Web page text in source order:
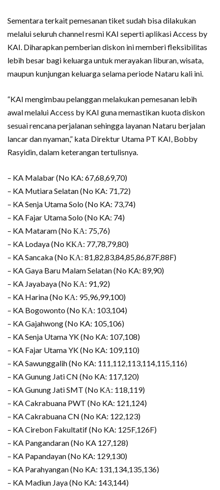
Sementara terkait pemesanan tiket sudah bisa dilakukan
melalui seluruh channel resmi KAI seperti aplikasi Access by
KAI. Diharapkan pemberian diskon ini memberi fleksibilitas
lebih besar bagi keluarga untuk merayakan liburan, wisata,
maupun kunjungan keluarga selama periode Nataru kali ini.
“KAI mengimbau pelanggan melakukan pemesanan lebih
awal melalui Access by KAI guna memastikan kuota diskon
sesuai rencana perjalanan sehingga layanan Nataru berjalan
lancar dan nyaman,” kata Direktur Utama PT KAI, Bobby
Rasyidin, dalam keterangan tertulisnya.
– KA Malabar (No KA: 67,68,69,70)
– KA Mutiara Selatan (No KA: 71,72)
– KA Senja Utama Solo (No KA: 73,74)
– KA Fajar Utama Solo (No KA: 74)
– KA Mataram (No ΚΑ: 75,76)
– KA Lodaya (No KΚΑ: 77,78,79,80)
– KA Sancaka (No ΚΑ: 81,82,83,84,85,86,87F,88F)
– KA Gaya Baru Malam Selatan (No KA: 89,90)
– KA Jayabaya (No ΚΑ: 91,92)
– KA Harina (No KΑ: 95,96,99,100)
– KA Bogowonto (No ΚΑ: 103,104)
– KA Gajahwong (No KA: 105,106)
– KA Senja Utama YK (No KA: 107,108)
– KA Fajar Utama YK (No KA: 109,110)
– KA Sawunggalih (No KA: 111,112,113,114,115,116)
– KA Gunung Jati CN (No KA: 117,120)
– KA Gunung Jati SMT (No KΑ: 118,119)
– KA Cakrabuana PWT (No KA: 121,124)
– KA Cakrabuana CN (No KA: 122,123)
– KA Cirebon Fakultatif (No KA: 125F,126F)
– KA Pangandaran (No KA 127,128)
– KA Papandayan (No KA: 129,130)
– KA Parahyangan (No KA: 131,134,135,136)
– KA Madiun Jaya (No KA: 143,144)